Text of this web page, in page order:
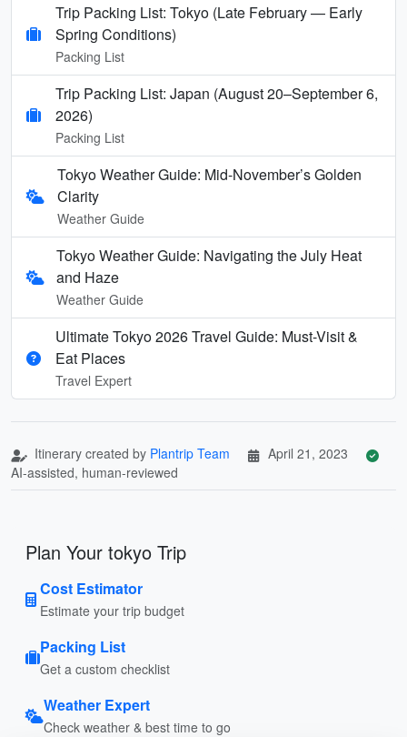
Trip Packing List: Tokyo (Late February — Early
Spring Conditions)
Packing List
Trip Packing List: Japan (August 20–September 6,
2026)
Packing List
Tokyo Weather Guide: Mid-November’s Golden
Clarity
Weather Guide
Tokyo Weather Guide: Navigating the July Heat
and Haze
Weather Guide
Ultimate Tokyo 2026 Travel Guide: Must-Visit &
Eat Places
Travel Expert
Itinerary created by Plantrip Team
April 21, 2023
AI-assisted, human-reviewed
Plan Your tokyo Trip
Cost Estimator
Estimate your trip budget
Packing List
Get a custom checklist
Weather Expert
Check weather & best time to go